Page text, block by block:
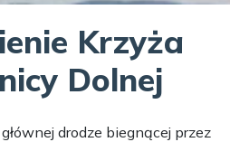
Krzyża
Dolnej
drodze biegnącej przez